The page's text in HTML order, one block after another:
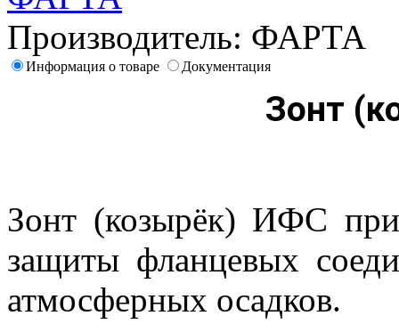
Производитель: ФАРТА
Информация о товаре Документация
Зонт
Зонт (козырёк) ИФС
защиты фланцевых
атмосферных осадков.